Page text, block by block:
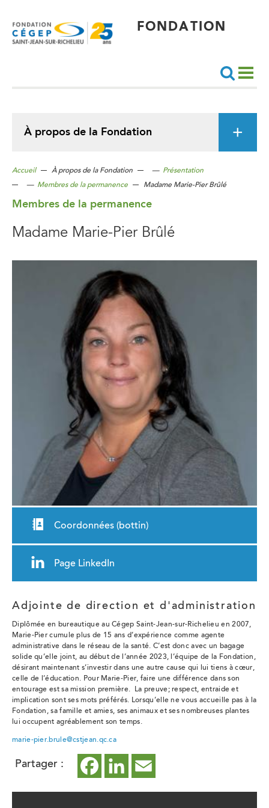
principal
FONDATION
Recherche
À propos de la Fondation
Accueil À propos de la Fondation — Présentation
— Membres de la permanence Madame Marie-Pier Brûlé
Partager : Facebook
ce
lien
LinkedIn
ce
lien lien
Membres de la permanence
Madame Marie-Pier Brûlé
Coordonnées (bottin)
Page LinkedIn
Adjointe de direction et d'administration
Diplômée en bureautique au Cégep Saint-Jean-sur-Richelieu en 2007,
Marie-Pier cumule plus de 15 ans d’expérience comme agente
administrative dans le réseau de la santé. C’est donc avec un bagage
solide qu’elle joint, au début de l’année 2023, l’équipe de la Fondation,
désirant maintenant s’investir dans une autre cause qui lui tiens à cœur,
celle de l’éducation. Pour Marie-Pier, faire une différence dans son
entourage est sa mission première. La preuve; respect, entraide et
implication sont ses mots préférés. Lorsqu’elle ne vous accueille pas à la
Fondation, sa famille et amies, ses animaux et ses nombreuses plantes
lui occupent agréablement son temps.
marie-pier.brule@cstjean.qc.ca